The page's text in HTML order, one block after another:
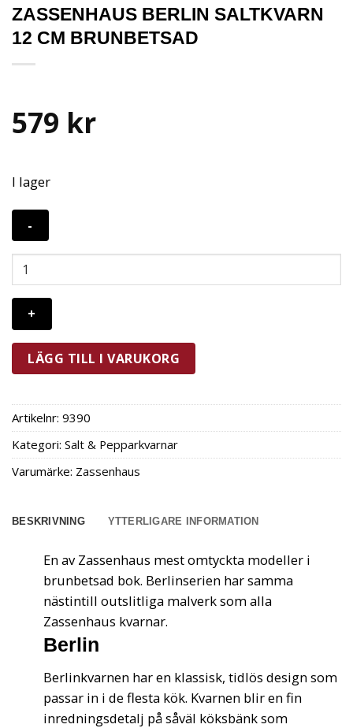
ZASSENHAUS BERLIN SALTKVARN
12 CM BRUNBETSAD
579 kr
I lager
Zassenhaus
Saltkvarn
cm
Brunbetsad
mängd
LÄGG TILL I VARUKORG
Artikelnr: 9390
Kategori: Salt & Pepparkvarnar
Varumärke: Zassenhaus
BESKRIVNING YTTERLIGARE INFORMATION
En av Zassenhaus mest omtyckta modeller i
brunbetsad bok. Berlinserien har samma
nästintill outslitliga malverk som alla
Zassenhaus kvarnar.
Berlin
Berlinkvarnen har en klassisk, tidlös design som
passar in i de flesta kök. Kvarnen blir en fin
inredningsdetalj på såväl köksbänk som